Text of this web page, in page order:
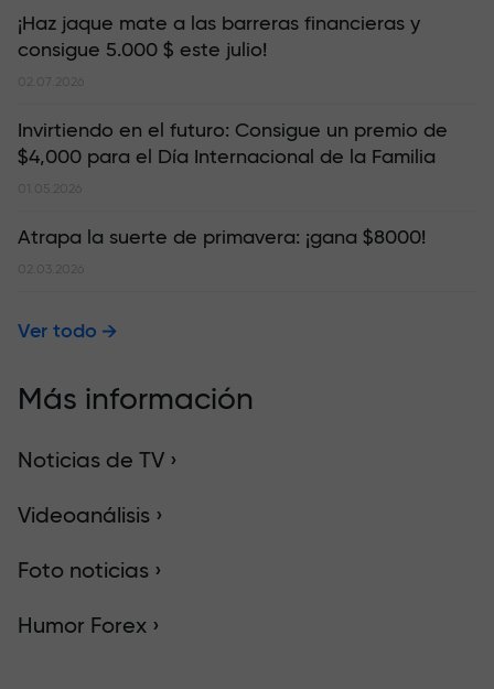
¡Haz jaque mate a las barreras financieras y
consigue 5.000 $ este julio!
02.07.2026
Invirtiendo en el futuro: Consigue un premio de
$4,000 para el Día Internacional de la Familia
01.05.2026
Atrapa la suerte de primavera: ¡gana $8000!
02.03.2026
Ver todo
Más información
Noticias de TV ›
Videoanálisis ›
Foto noticias ›
Humor Forex ›